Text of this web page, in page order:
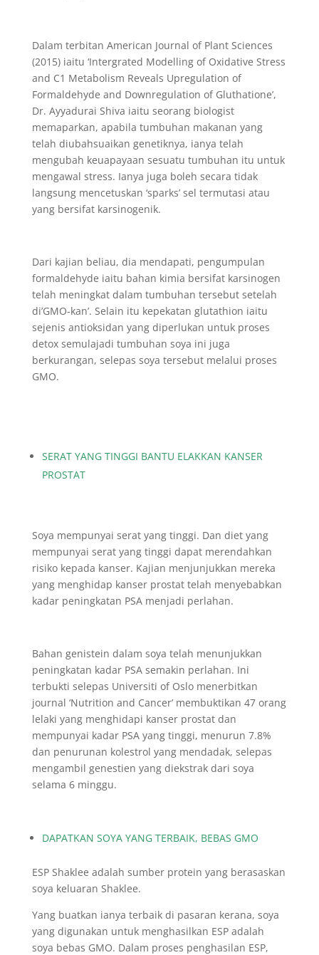
Dalam terbitan American Journal of Plant Sciences
(2015) iaitu ‘Intergrated Modelling of Oxidative Stress
and C1 Metabolism Reveals Upregulation of
Formaldehyde and Downregulation of Gluthatione’,
Dr. Ayyadurai Shiva iaitu seorang biologist
memaparkan, apabila tumbuhan makanan yang
telah diubahsuaikan genetiknya, ianya telah
mengubah keuapayaan sesuatu tumbuhan itu untuk
mengawal stress. Ianya juga boleh secara tidak
langsung mencetuskan ‘sparks’ sel termutasi atau
yang bersifat karsinogenik.
Dari kajian beliau, dia mendapati, pengumpulan
formaldehyde iaitu bahan kimia bersifat karsinogen
telah meningkat dalam tumbuhan tersebut setelah
di’GMO-kan’. Selain itu kepekatan glutathion iaitu
sejenis antioksidan yang diperlukan untuk proses
detox semulajadi tumbuhan soya ini juga
berkurangan, selepas soya tersebut melalui proses
GMO.
SERAT YANG TINGGI BANTU ELAKKAN KANSER
PROSTAT
Soya mempunyai serat yang tinggi. Dan diet yang
mempunyai serat yang tinggi dapat merendahkan
risiko kepada kanser. Kajian menjunjukkan mereka
yang menghidap kanser prostat telah menyebabkan
kadar peningkatan PSA menjadi perlahan.
Bahan genistein dalam soya telah menunjukkan
peningkatan kadar PSA semakin perlahan. Ini
terbukti selepas Universiti of Oslo menerbitkan
journal ‘Nutrition and Cancer’ membuktikan 47 orang
lelaki yang menghidapi kanser prostat dan
mempunyai kadar PSA yang tinggi, menurun 7.8%
dan penurunan kolestrol yang mendadak, selepas
mengambil genestien yang diekstrak dari soya
selama 6 minggu.
DAPATKAN SOYA YANG TERBAIK, BEBAS GMO
ESP Shaklee adalah sumber protein yang berasaskan
soya keluaran Shaklee.
Yang buatkan ianya terbaik di pasaran kerana, soya
yang digunakan untuk menghasilkan ESP adalah
soya bebas GMO. Dalam proses penghasilan ESP,